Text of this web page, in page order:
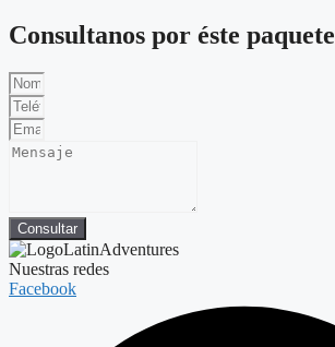
Consultanos por éste paquete
Consultar
Nuestras redes
Facebook